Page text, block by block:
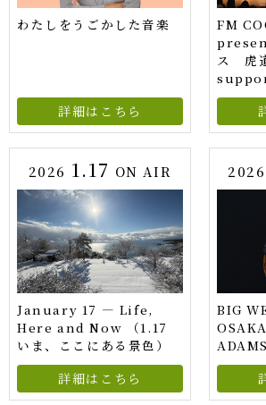
わたしをうごかした音楽
詳細はこちら
FM
ス 虎
2026 1.17 ON AIR
January 17 — Life,
Here and Now （1.17
いま、ここにある景色）
詳細はこちら
2026
BIG
ADAMS